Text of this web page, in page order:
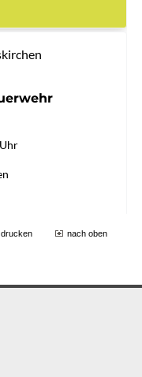
drucken nach oben